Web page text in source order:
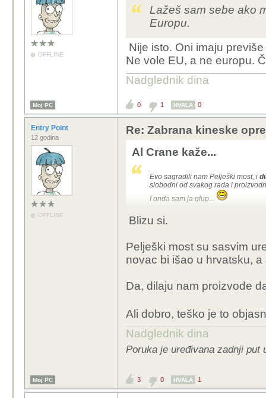
OFFLINE
Lažeš sam sebe ako
Europu.
Nije isto. Oni imaju
Ne vole EU, a ne europu.
Nadglednik dina
Moj PC 0 1 HVALA 0
Entry Point
12 godina
OFFLINE
Re: Zabrana kineske
Al Crane kaže...
Evo sagradili nam Pelješki most, i
slobodni od svakog rada i
I onda sam ja glup...
Blizu si.
Pelješki most su sasvim
novac bi išao u hrvatsku,
Da, dilaju nam proizvode
Ali dobro, teško je to
Nadglednik dina
Poruka je uređivana zadnji put
Moj PC 3 0 HVALA 1